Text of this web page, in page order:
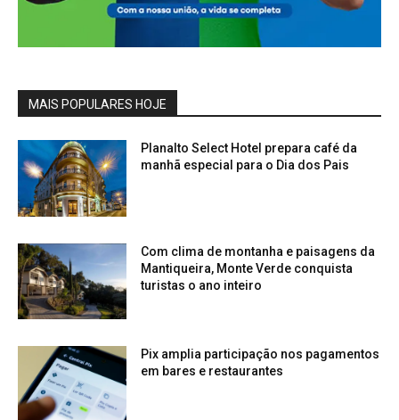
MAIS POPULARES HOJE
Planalto Select Hotel prepara café da
manhã especial para o Dia dos Pais
Com clima de montanha e paisagens da
Mantiqueira, Monte Verde conquista
turistas o ano inteiro
Pix amplia participação nos pagamentos
em bares e restaurantes